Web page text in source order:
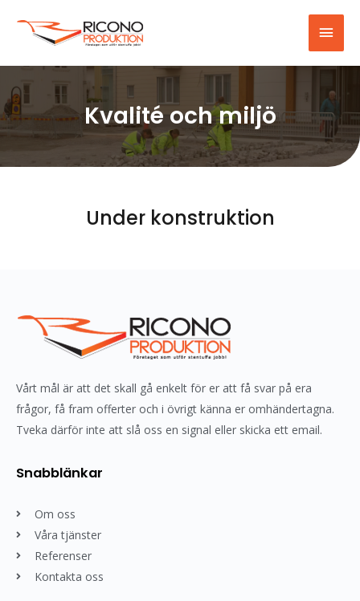
Kvalité och miljö
Under konstruktion
Vårt mål är att det skall gå enkelt för er att få svar på era
frågor, få fram offerter och i övrigt känna er omhändertagna.
Tveka därför inte att slå oss en signal eller skicka ett email.
Snabblänkar
Om oss
Våra tjänster
Referenser
Kontakta oss